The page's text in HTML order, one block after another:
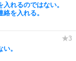
れるのではない。
を入れる。
。